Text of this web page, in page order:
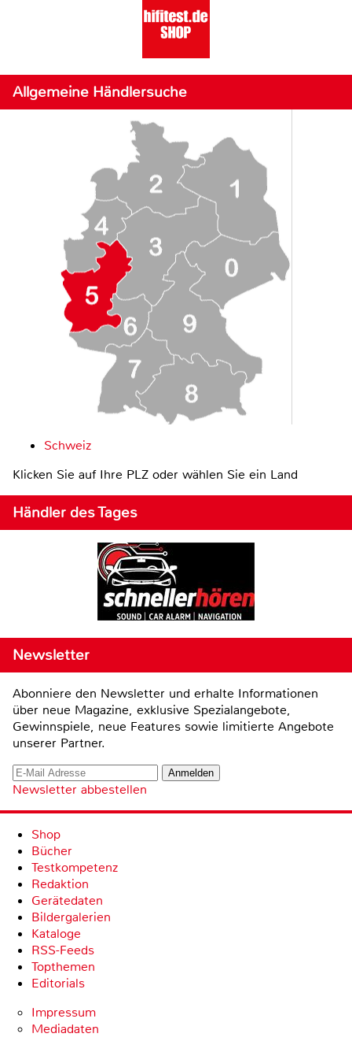
Allgemeine Händlersuche
Schweiz
Klicken Sie auf Ihre PLZ oder wählen Sie ein Land
Händler des Tages
Newsletter
Abonniere den Newsletter und erhalte Informationen
über neue Magazine, exklusive Spezialangebote,
Gewinnspiele, neue Features sowie limitierte Angebote
unserer Partner.
Newsletter abbestellen
Shop
Bücher
Testkompetenz
Redaktion
Gerätedaten
Bildergalerien
Kataloge
RSS-Feeds
Topthemen
Editorials
Impressum
Mediadaten